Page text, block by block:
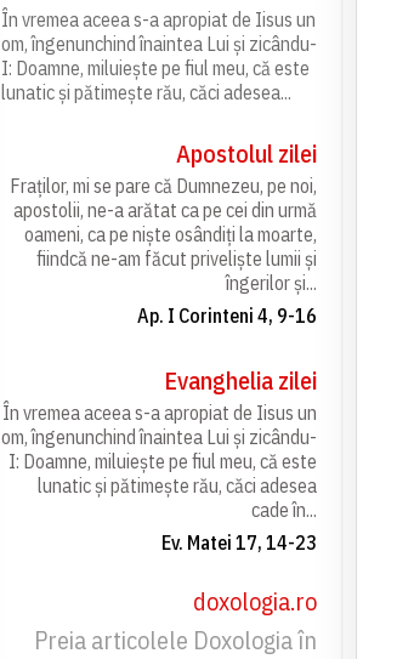
În vremea aceea s-a apropiat de Iisus un
om, îngenunchind înaintea Lui și zicându-
I: Doamne, miluiește pe fiul meu, că este
lunatic și pătimește rău, căci adesea...
Apostolul zilei
Fraților, mi se pare că Dumnezeu, pe noi,
apostolii, ne-a arătat ca pe cei din urmă
oameni, ca pe niște osândiți la moarte,
fiindcă ne-am făcut priveliște lumii și
îngerilor și...
Ap. I Corinteni 4, 9-16
Evanghelia zilei
În vremea aceea s-a apropiat de Iisus un
om, îngenunchind înaintea Lui și zicându-
I: Doamne, miluiește pe fiul meu, că este
lunatic și pătimește rău, căci adesea
cade în...
Ev. Matei 17, 14-23
doxologia.ro
Preia articolele Doxologia în